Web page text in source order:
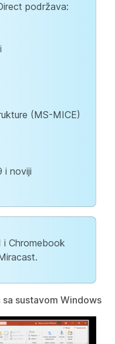
podržava:
(MS-MICE)
i noviji
i Chromebook
sustavom Windows